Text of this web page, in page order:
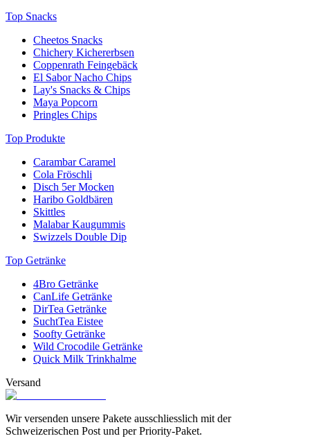
Top Snacks
Cheetos Snacks
Chichery Kichererbsen
Coppenrath Feingebäck
El Sabor Nacho Chips
Lay's Snacks & Chips
Maya Popcorn
Pringles Chips
Top Produkte
Carambar Caramel
Cola Fröschli
Disch 5er Mocken
Haribo Goldbären
Skittles
Malabar Kaugummis
Swizzels Double Dip
Top Getränke
4Bro Getränke
CanLife Getränke
DirTea Getränke
SuchtTea Eistee
Soofty Getränke
Wild Crocodile Getränke
Quick Milk Trinkhalme
Versand
Wir versenden unsere Pakete ausschliesslich mit der
Schweizerischen Post und per Priority-Paket.